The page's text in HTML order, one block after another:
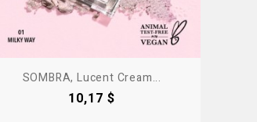
SOMBRA, Lucent Cream...
Precio
10,17 $